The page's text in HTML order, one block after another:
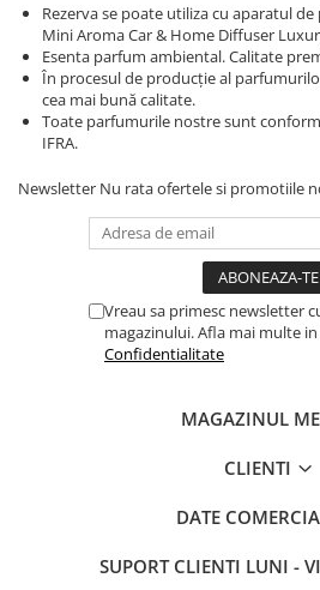
Rezerva se poate utiliza cu aparatul
Mini Aroma Car & Home Diffuser
Esenta parfum ambiental. Calitate
În procesul de producție al
cea mai bună calitate.
Toate parfumurile nostre sunt
IFRA.
Newsletter Nu rata ofertele si promotiile
Vreau sa primesc newsletter
magazinului. Afla mai multe in
Confidentialitate
MAGAZINUL
CLIENTI
DATE
SUPORT CLIENTI LUNI -